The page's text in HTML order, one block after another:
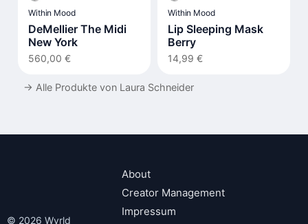
Within Mood
DeMellier The Midi
New York
560,00 €
Within Mood
Lip Sleeping Mask
Berry
14,99 €
→ Alle Produkte von Laura Schneider
© 2026 Wyrld
About
Creator Management
Impressum